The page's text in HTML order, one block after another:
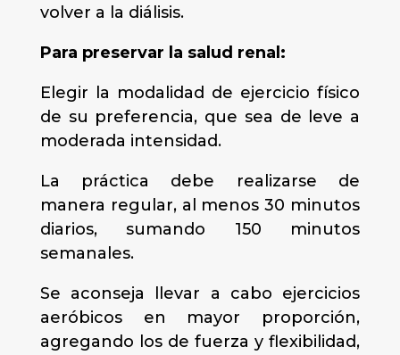
volver a la diálisis.
Para preservar la salud renal:
Elegir la modalidad de ejercicio físico
de su preferencia, que sea de leve a
moderada intensidad.
La práctica debe realizarse de
manera regular, al menos 30 minutos
diarios, sumando 150 minutos
semanales.
Se aconseja llevar a cabo ejercicios
aeróbicos en mayor proporción,
agregando los de fuerza y flexibilidad,